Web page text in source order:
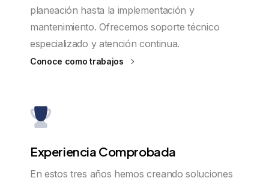
planeación hasta la implementación y
mantenimiento. Ofrecemos soporte técnico
especializado y atención continua.
Conoce como trabajos
Experiencia Comprobada
En estos tres años hemos creando soluciones